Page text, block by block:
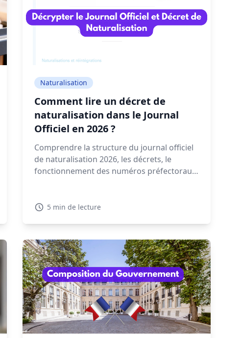
Naturalisation
Comment lire un décret de
naturalisation dans le Journal
Officiel en 2026 ?
Comprendre la structure du journal officiel
de naturalisation 2026, les décrets, le
fonctionnement des numéros préfectoraux
décret. Découvrez dans ce guide comment
5 min de lecture